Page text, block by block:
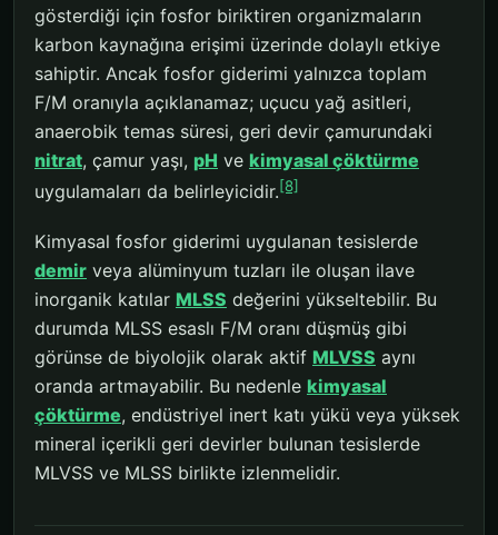
gösterdiği için fosfor biriktiren organizmaların
karbon kaynağına erişimi üzerinde dolaylı etkiye
sahiptir. Ancak fosfor giderimi yalnızca toplam
F/M oranıyla açıklanamaz; uçucu yağ asitleri,
anaerobik temas süresi, geri devir çamurundaki
nitrat, çamur yaşı, pH ve kimyasal çöktürme
uygulamaları da belirleyicidir.[8]
Kimyasal fosfor giderimi uygulanan tesislerde
demir veya alüminyum tuzları ile oluşan ilave
inorganik katılar MLSS değerini yükseltebilir. Bu
durumda MLSS esaslı F/M oranı düşmüş gibi
görünse de biyolojik olarak aktif MLVSS aynı
oranda artmayabilir. Bu nedenle kimyasal
çöktürme, endüstriyel inert katı yükü veya yüksek
mineral içerikli geri devirler bulunan tesislerde
MLVSS ve MLSS birlikte izlenmelidir.